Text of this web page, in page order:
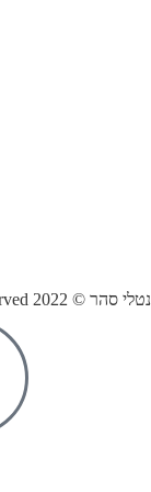
נטלי סהר © All Rights Reserved 2022